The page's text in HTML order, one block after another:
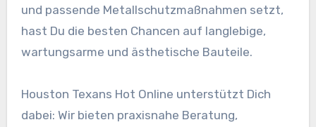
und passende Metallschutzmaßnahmen setzt,
hast Du die besten Chancen auf langlebige,
wartungsarme und ästhetische Bauteile.
Houston Texans Hot Online unterstützt Dich
dabei: Wir bieten praxisnahe Beratung,